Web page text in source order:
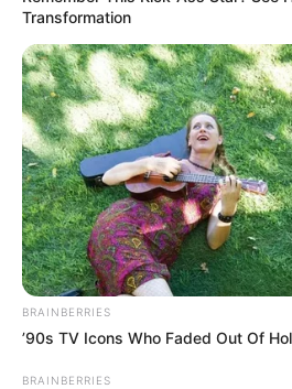
BALLINA BALLINA STATIKE
KAT. SUPERIORE SUPERIORE
Editorial nga
Zgjedhjet në FSHF,
duam shoqata…?!
Transformation
BRAINBERRIES
’90s TV Icons Who Faded Out Of
BRAINBERRIES